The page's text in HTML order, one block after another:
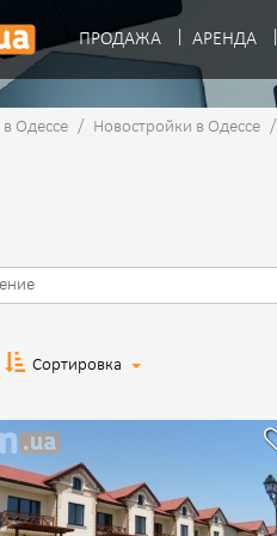
ПРОДАЖА АРЕНДА
Одессе / Новостройки в Одессе /
Сортировка